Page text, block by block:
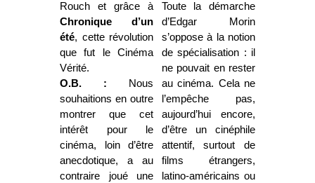
Rouch et grâce à
Chronique d’un
été, cette révolution
que fut le Cinéma
Vérité.
O.B. : Nous
souhaitions en outre
montrer que cet
intérêt pour le
cinéma, loin d’être
anecdotique, a au
contraire joué une
Toute la démarche
d’Edgar Morin
s’oppose à la notion
de spécialisation : il
ne pouvait en rester
au cinéma. Cela ne
l’empêche pas,
aujourd’hui encore,
d’être un cinéphile
attentif, surtout de
films étrangers,
latino-américains ou